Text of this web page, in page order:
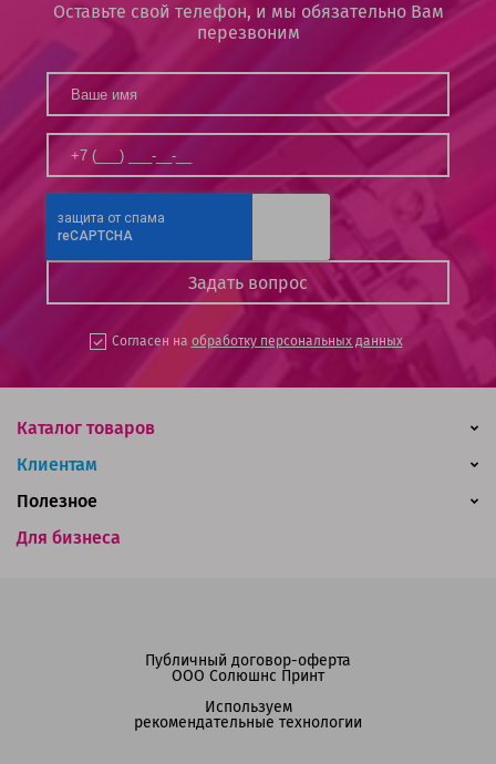
Оставьте свой телефон, и мы обязательно Вам
перезвоним
Согласен на обработку персональных данных
Каталог товаров
Клиентам
Для бизнеса
Полезное
Публичный договор-оферта
ООО Солюшнс Принт
Используем
рекомендательные технологии